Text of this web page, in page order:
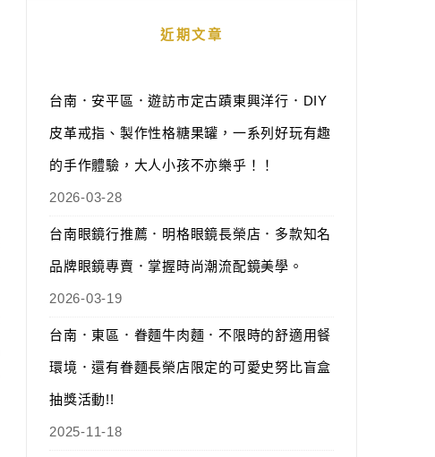
近期文章
台南．安平區．遊訪市定古蹟東興洋行．DIY
皮革戒指、製作性格糖果罐，一系列好玩有趣
的手作體驗，大人小孩不亦樂乎！！
2026-03-28
台南眼鏡行推薦．明格眼鏡長榮店．多款知名
品牌眼鏡專賣．掌握時尚潮流配鏡美學。
2026-03-19
台南．東區．眷麵牛肉麵．不限時的舒適用餐
環境．還有眷麵長榮店限定的可愛史努比盲盒
抽獎活動!!
2025-11-18